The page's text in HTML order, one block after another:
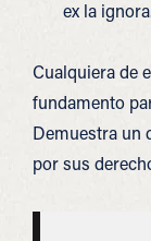
ex la
Cualquiera de
fundamento
Demuestra un
por sus